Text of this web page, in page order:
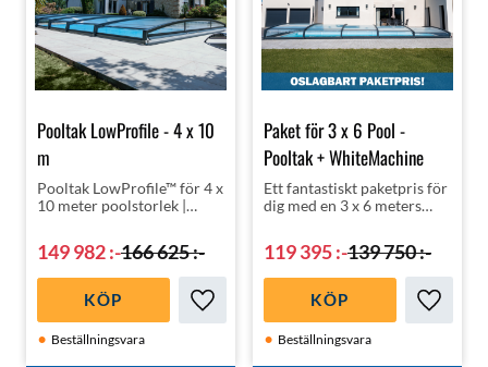
Pooltak LowProfile - 4 x 10
m
Pooltak LowProfile™ för 4 x
10 meter poolstorlek |
upp till 10 års garanti | Hög
isoleringsklass
149 982:-166 625:-
Lägg till i favoriter
Beställningsvara
KÖP
Paket för 3 x 6 Pool -
Pooltak + WhiteMachine
Ett fantastiskt paketpris för
dig med en 3 x 6 meters
helautomatiska
WhiteMachine
saltklorinator!
119 395:-139 750:-
Lägg
Beställningsvara
KÖP